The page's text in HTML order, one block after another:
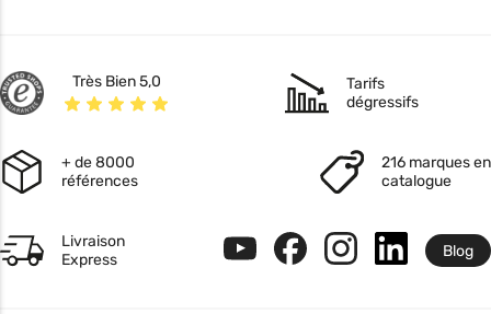
Très Bien 5,0
Tarifs
dégressifs
+ de 8000
références
216 marques en
catalogue
Livraison
Express
Blog